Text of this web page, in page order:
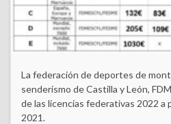
La federación de deportes de
senderismo de Castilla y León,
de las licencias federativas 2022 a
2021.